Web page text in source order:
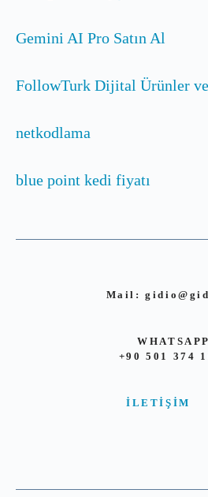
Gemini AI Pro Satın Al
FollowTurk Dijital Ürünler ve
netkodlama
blue point kedi fiyatı
Mail:
+90 501 374
İLETIŞIM